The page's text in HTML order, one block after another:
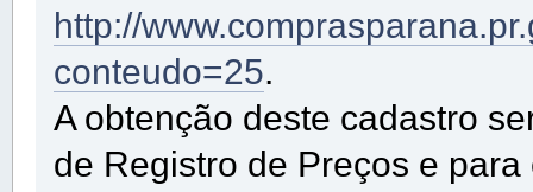
http://
conteudo=25.
A obtenção deste cadastro
de Registro de Preços e